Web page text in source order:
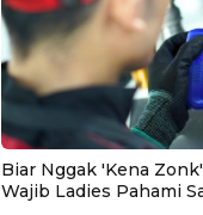
Biar Nggak 'Kena
Wajib Ladies Pahami